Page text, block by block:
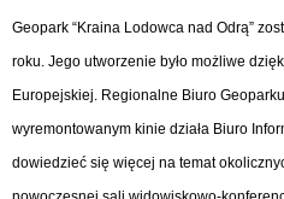
Geopark “Kraina Lodowca nad Odrą”
roku. Jego utworzenie było możliwe
Europejskiej. Regionalne Biuro
wyremontowanym kinie działa Biuro
dowiedzieć się więcej na temat